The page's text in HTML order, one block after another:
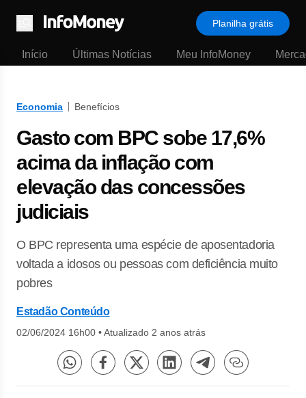
Menu
Planilha grátis
Início Últimas Notícias Meu InfoMoney
Economia Benefícios
Gasto com BPC sobe 17,6%
acima da inflação com
elevação das concessões
judiciais
O BPC representa uma espécie de aposentadoria
voltada a idosos ou pessoas com deficiência muito
pobres
Estadão Conteúdo
02/06/2024 16h00 •Atualizado 2 anos atrás